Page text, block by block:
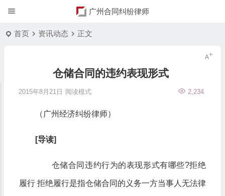
广州合同纠纷律师
首页 资讯动态 正文
仓储合同的违约表现形式
2015年8月21日 2,234
阅读模式
（广州经济纠纷律师）
[导读]
仓储合同违约行为的表现形式有哪些?拒绝
履行 拒绝履行是指仓储合同的义务一方当事人无法律